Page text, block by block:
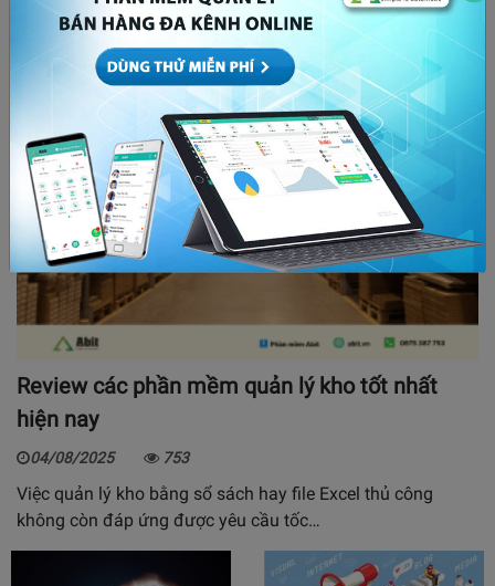
Review các phần mềm quản lý kho tốt nhất
hiện nay
04/08/2025 753
Việc quản lý kho bằng sổ sách hay file Excel thủ công
không còn đáp ứng được yêu cầu tốc…